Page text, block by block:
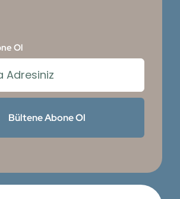
Ol
Bültene Abone Ol